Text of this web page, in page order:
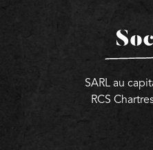
SARL au
RCS